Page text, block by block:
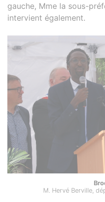
gauche, Mme la sous-
intervient également.
M. Hervé Berville,